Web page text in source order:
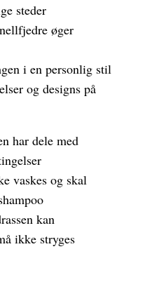
steder
øger
i en personlig stil
og designs på
har dele med
vaskes og skal
kan
ikke stryges